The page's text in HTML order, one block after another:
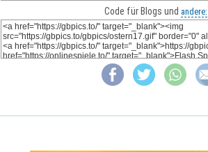
Code für Blogs und andere: